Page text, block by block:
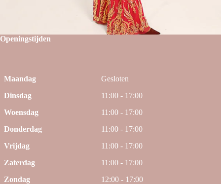
Openingstijden
Maandag
Gesloten
Dinsdag
11:00 - 17:00
Woensdag
11:00 - 17:00
Donderdag
11:00 - 17:00
Vrijdag
11:00 - 17:00
Zaterdag
11:00 - 17:00
Zondag
12:00 - 17:00